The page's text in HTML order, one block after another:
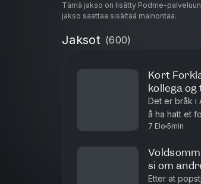
Tämä jakso on lisätty Podme-
jakso saattaa sisältää mainontaa.
Jaksot (600)
Kort
kollega
Det er bråk i
å ha hatt et
7 Elo 5min
si om
Etter at